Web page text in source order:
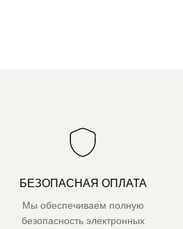
БЕЗОПАСНАЯ ОПЛАТА
Мы обеспечиваем полную
безопасность электронных